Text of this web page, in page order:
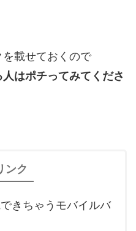
載せておくので
はポチってみてくださ
ンク
きちゃうモバイルバ